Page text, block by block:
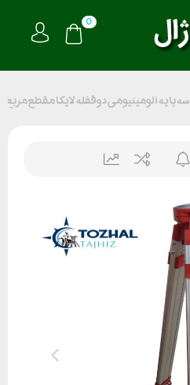
0
سه پایه آلومینیومی دوقفله لایکا مقطع